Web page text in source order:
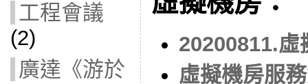
工程會議
(2)
廣達《游於
20200811.虛
虛擬機房服